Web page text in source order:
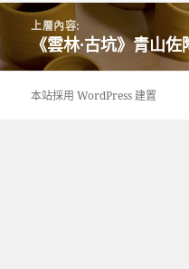
日
期:
尺
文
章
導
上層內容:
《雲林·古坑》青山
本站採用 WordPress 建置